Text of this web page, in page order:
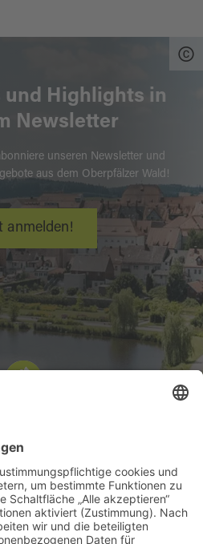
und Highlights in
Newsletter
unseren Newsletter und
aus dem Oberpfälzer Wald!
anmelden!
zum Tourismuszentrum
Wald:
+49 9433 203810